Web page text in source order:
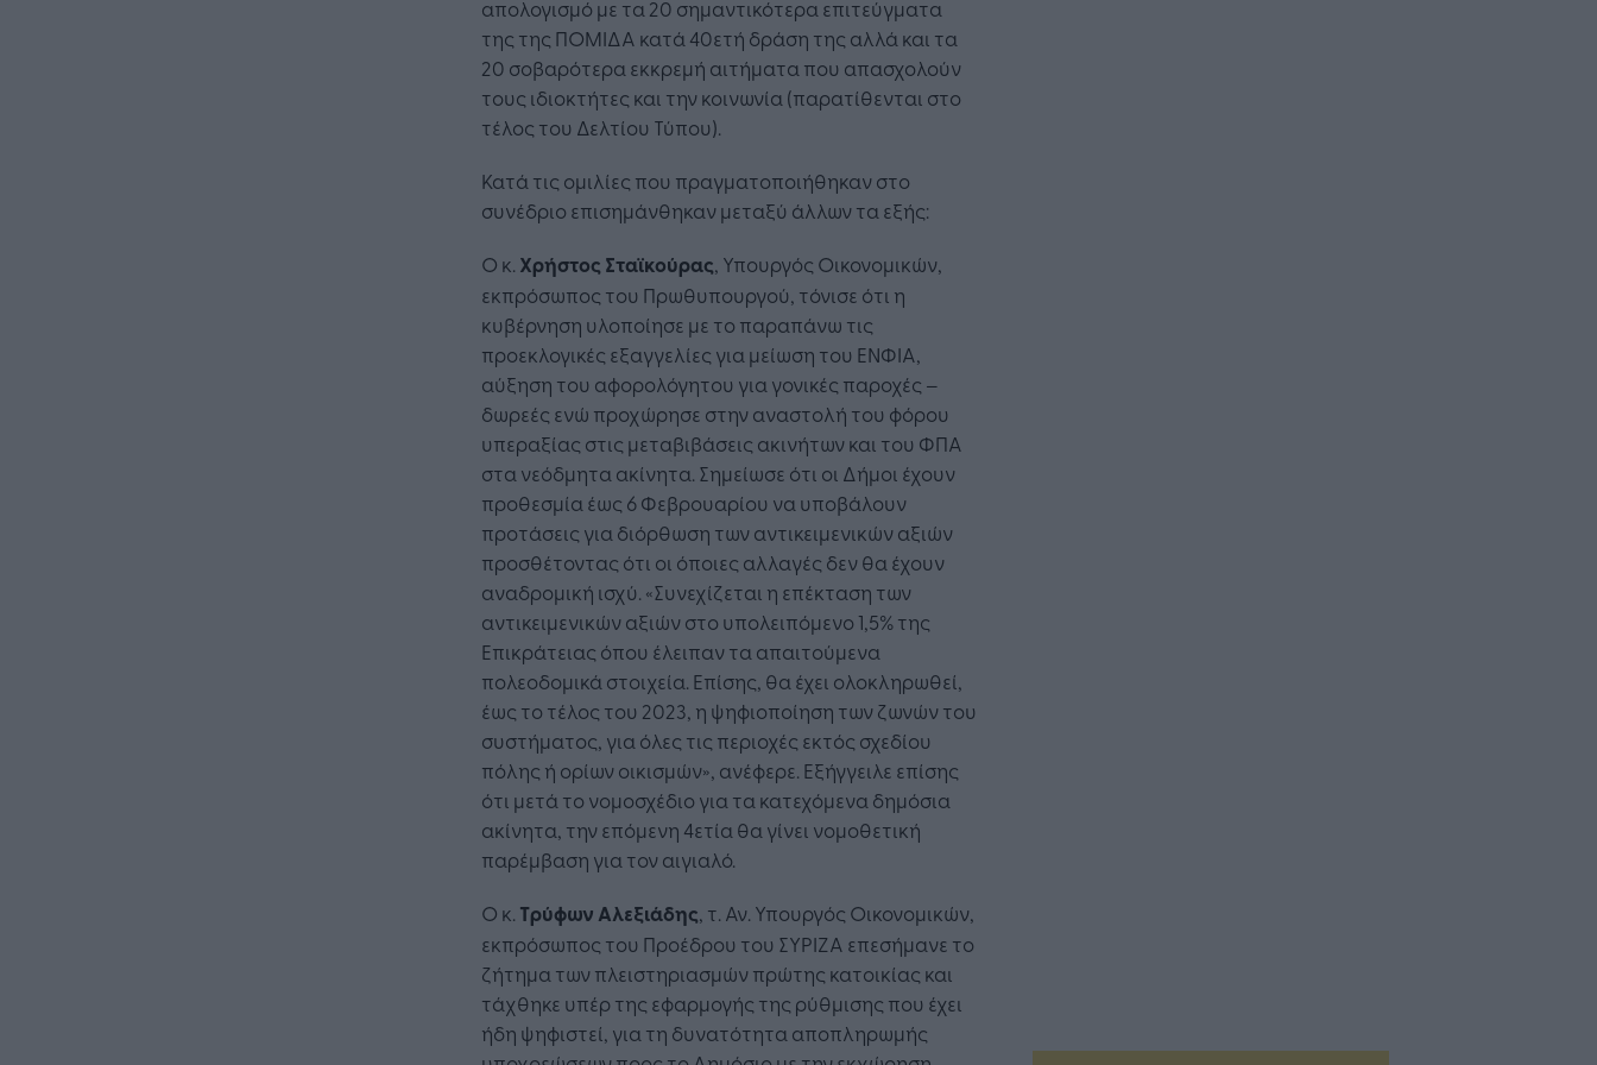
απολογισμό με τα 20 σημαντικότερα επιτεύγματα
της της ΠΟΜΙΔΑ κατά 40ετή δράση της αλλά και τα
20 σοβαρότερα εκκρεμή αιτήματα που απασχολούν
τους ιδιοκτήτες και την κοινωνία (παρατίθενται στο
τέλος του Δελτίου Τύπου).
Κατά τις ομιλίες που πραγματοποιήθηκαν στο
συνέδριο επισημάνθηκαν μεταξύ άλλων τα εξής:
Ο κ. Χρήστος Σταϊκούρας, Υπουργός Οικονομικών,
εκπρόσωπος του Πρωθυπουργού, τόνισε ότι η
κυβέρνηση υλοποίησε με το παραπάνω τις
προεκλογικές εξαγγελίες για μείωση του ΕΝΦΙΑ,
αύξηση του αφορολόγητου για γονικές παροχές –
δωρεές ενώ προχώρησε στην αναστολή του φόρου
υπεραξίας στις μεταβιβάσεις ακινήτων και του ΦΠΑ
στα νεόδμητα ακίνητα. Σημείωσε ότι οι Δήμοι έχουν
προθεσμία έως 6 Φεβρουαρίου να υποβάλουν
προτάσεις για διόρθωση των αντικειμενικών αξιών
προσθέτοντας ότι οι όποιες αλλαγές δεν θα έχουν
αναδρομική ισχύ. «Συνεχίζεται η επέκταση των
αντικειμενικών αξιών στο υπολειπόμενο 1,5% της
Επικράτειας όπου έλειπαν τα απαιτούμενα
πολεοδομικά στοιχεία. Επίσης, θα έχει ολοκληρωθεί,
έως το τέλος του 2023, η ψηφιοποίηση των ζωνών του
συστήματος, για όλες τις περιοχές εκτός σχεδίου
πόλης ή ορίων οικισμών», ανέφερε. Εξήγγειλε επίσης
ότι μετά το νομοσχέδιο για τα κατεχόμενα δημόσια
ακίνητα, την επόμενη 4ετία θα γίνει νομοθετική
παρέμβαση για τον αιγιαλό.
Ο κ. Τρύφων Αλεξιάδης, τ. Αν. Υπουργός Οικονομικών,
εκπρόσωπος του Προέδρου του ΣΥΡΙΖΑ επεσήμανε το
ζήτημα των πλειστηριασμών πρώτης κατοικίας και
τάχθηκε υπέρ της εφαρμογής της ρύθμισης που έχει
ήδη ψηφιστεί, για τη δυνατότητα αποπληρωμής